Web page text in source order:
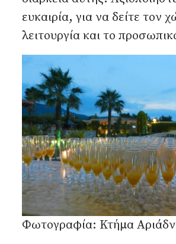
ευκαιρία, για να δείτε τον
λειτουργία και το
Φωτογραφία: Κτήμα